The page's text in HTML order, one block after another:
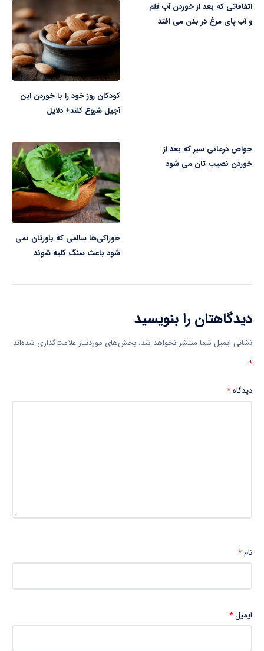
اتفاقاتی که بعد از خوردن آب قلم
و آب پای مرغ در بدن می افتد
کودکان روز خود را با خوردن این
آجیل شروع کنند+ دلایل
خواص درمانی سیر که بعد از
خوردن نصیب تان می شود
خوراکی‌ها سالمی که باورتان نمی
شود باعث سنگ کلیه شوند
دیدگاهتان را بنویسید
نشانی ایمیل شما منتشر نخواهد شد. بخش‌های موردنیاز علامت‌گذاری شده‌اند
*
دیدگاه*
نام*
ایمیل*